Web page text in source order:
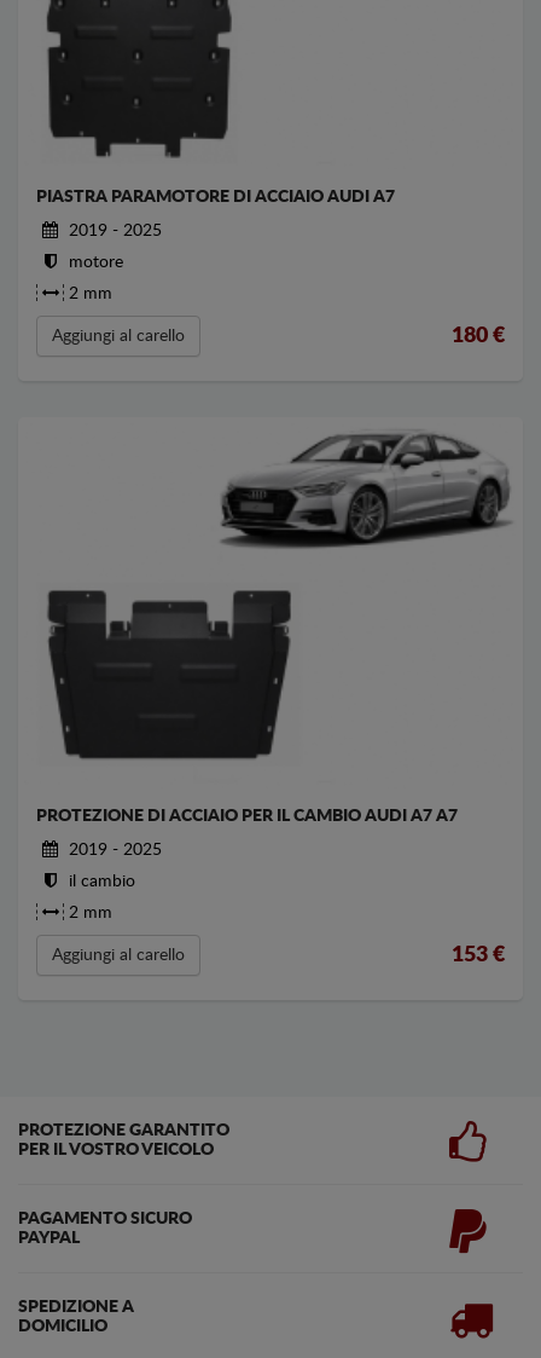
PIASTRA PARAMOTORE DI ACCIAIO AUDI A7
2019 - 2025
motore
2 mm
Aggiungi al carello 180 €
PROTEZIONE DI ACCIAIO PER IL CAMBIO AUDI A7 A7
2019 - 2025
il cambio
2 mm
Aggiungi al carello 153 €
PROTEZIONE GARANTITO
PER IL VOSTRO VEICOLO
PAGAMENTO SICURO
PAYPAL
SPEDIZIONE A
DOMICILIO